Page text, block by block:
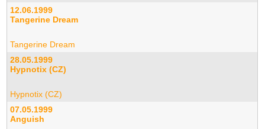
12.06.1999
Tangerine Dream
Tangerine Dream
28.05.1999
Hypnotix (CZ)
Hypnotix (CZ)
07.05.1999
Anguish